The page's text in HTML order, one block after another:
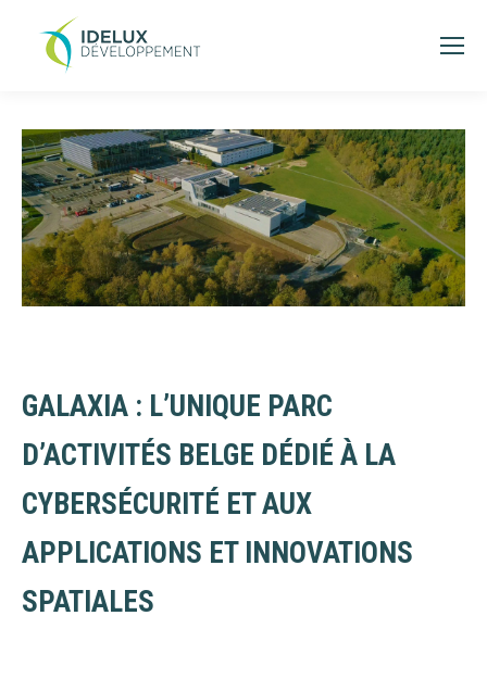
GALAXIA : L’UNIQUE PARC
D’ACTIVITÉS BELGE DÉDIÉ À LA
CYBERSÉCURITÉ ET AUX
APPLICATIONS ET INNOVATIONS
SPATIALES